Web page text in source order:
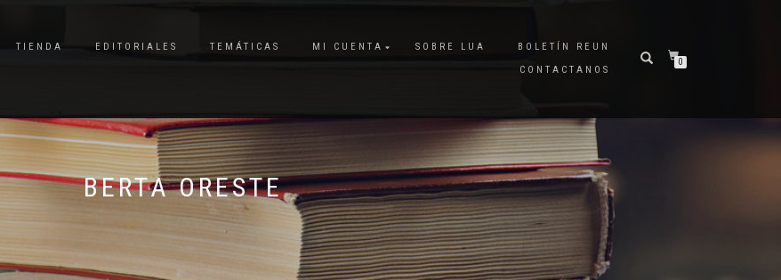
TIENDA EDITORIALES TEMÁTICAS MI CUENTA SOBRE LUA
BOLETÍN REUN
CONTACTANOS
0
BERTA ORESTE